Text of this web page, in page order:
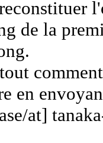
de la
en
at]